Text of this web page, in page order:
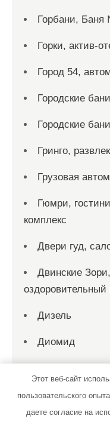
Горбани,
Горки, актив-
Город 54,
Городские
Городские
Гринго,
Грузовая
Гюмри,
комплекс
Двери гуд,
Двинские
оздоровительный
Дизель
Диомид
Дом леон,
компания
Этот веб-сайт
пользовательского
даете согласие на